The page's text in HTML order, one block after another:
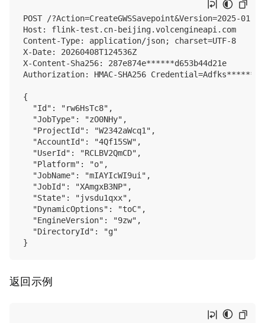
POST /?Action=CreateGWSSavepoint&Version=2025-01-
Host: flink-test.cn-beijing.volcengineapi.com
Content-Type: application/json; charset=UTF-8
X-Date: 20260408T124536Z
X-Content-Sha256: 287e874e******d653b44d21e
Authorization: HMAC-SHA256
{
  "Id": "rw6HsTc8",
  "JobType": "zO0NHy",
  "ProjectId": "W2342aWcq1",
  "AccountId": "4Qf15SW",
  "UserId": "RCLBV2QmCD",
  "Platform": "o",
  "JobName": "mIAYIcWI9ui",
  "JobId": "XAmgxB3NP",
  "State": "jvsdu1qxx",
  "DynamicOptions": "toC",
  "EngineVersion": "9zw",
  "DirectoryId": "g"
返回示例